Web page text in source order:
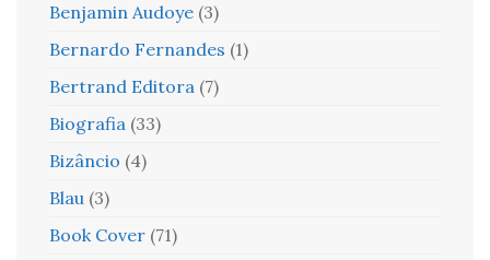
Benjamin Audoye (3)
Bernardo Fernandes (1)
Bertrand Editora (7)
Biografia (33)
Bizâncio (4)
Blau (3)
Book Cover (71)